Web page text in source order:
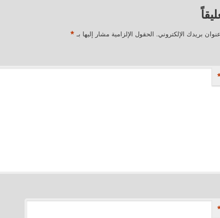
بريدك الإلكتروني. الحقول الإلزامية مشار إليها بـ *